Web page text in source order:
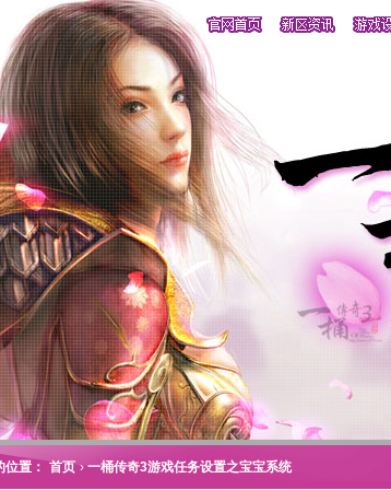
位置： 首页 › 一桶传奇3游戏任务设置之宝宝系统